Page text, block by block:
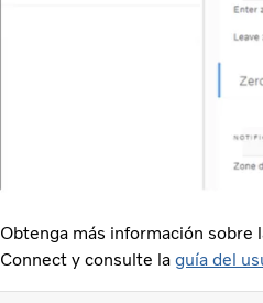
Obtenga más información sobre
Connect y consulte la guía del